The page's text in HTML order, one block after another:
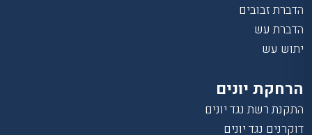
הדברת זבובים
הדברת עש
יתוש עש
הרחקת יונים
התקנת רשת נגד יונים
דוקרנים נגד יונים